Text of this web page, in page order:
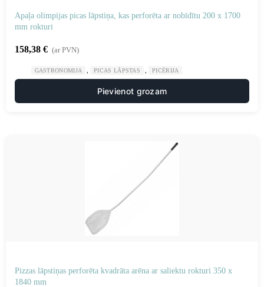
Apaļa olimpijas picas lāpstiņa, kas perforēta ar nobīdītu 200 x 1700
mm rokturi
158,38 € (ar PVN)
GASTRONOMIJA PICAS LĀPSTAS PICĒRIJA
Pievienot grozam
Pizzas lāpstiņas perforēta kvadrāta arēna ar saliektu rokturi 350 x
1840 mm